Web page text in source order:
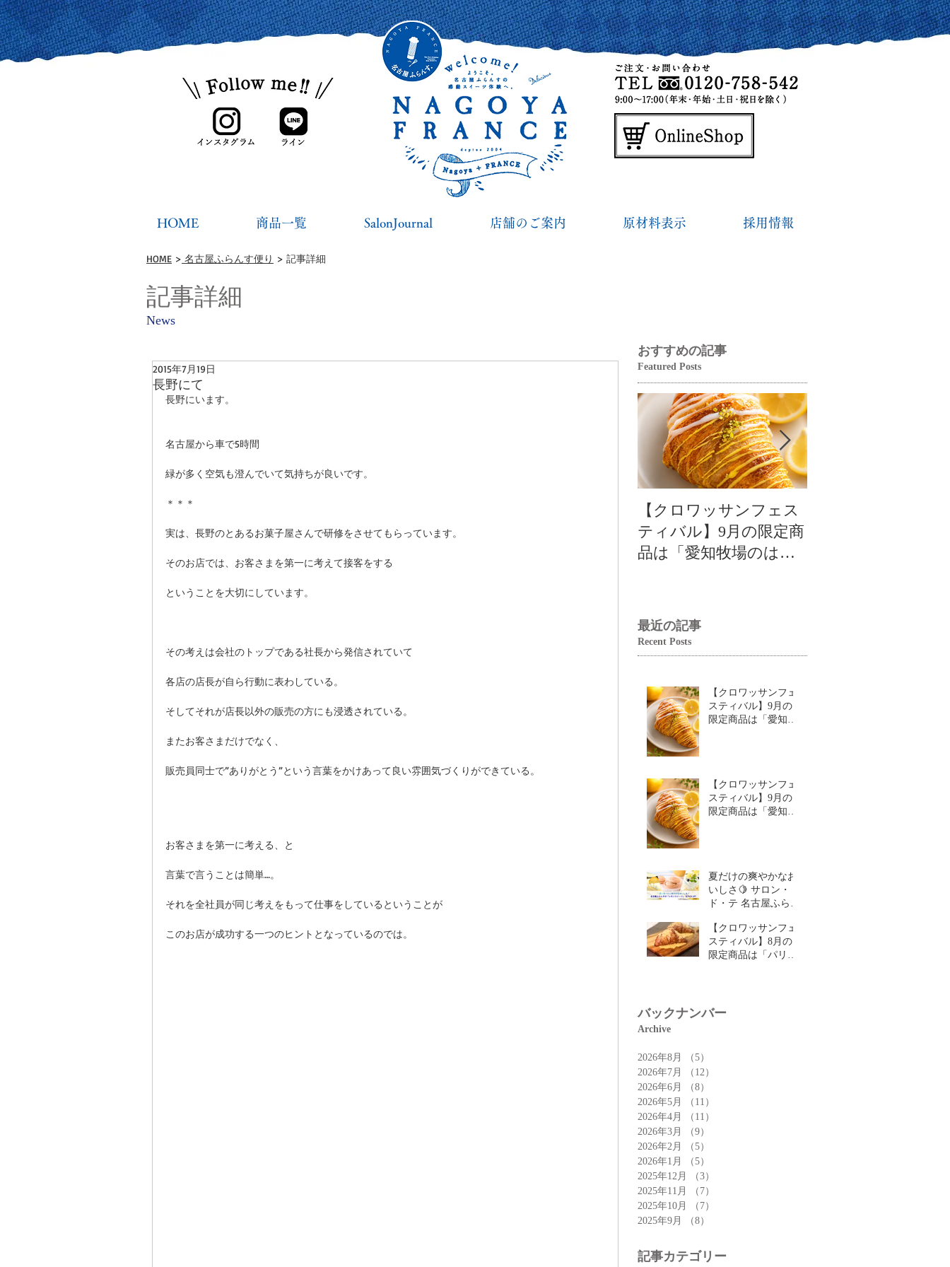
HOME 商品一覧 SalonJournal 店舗のご案内 原材料表示 採用情報
HOME > 名古屋ふらんす便り > 記事詳細
記事詳細
News
長野にて
2015年7月19日
長野にいます。
名古屋から車で5時間
緑が多く空気も澄んでいて気持ちが良いです。
＊＊＊
実は、長野のとあるお菓子屋さんで研修をさせてもらっています。
そのお店では、お客さまを第一に考えて接客をする
ということを大切にしています。
その考えは会社のトップである社長から発信されていて
各店の店長が自ら行動に表わしている。
そしてそれが店長以外の販売の方にも浸透されている。
またお客さまだけでなく、
販売員同士で”ありがとう”という言葉をかけあって良い雰囲気づくりができている。
お客さまを第一に考える、と
言葉で言うことは簡単…。
それを全社員が同じ考えをもって仕事をしているということが
このお店が成功する一つのヒントとなっているのでは。
おすすめの記事
Featured Posts
【クロワッサンフェス
ティバル】9月の限定商
品は「愛知牧場のはち
最近の記事
Recent Posts
【クロワッサンフェ
スティバル】9月の
限定商品は「愛知牧
【クロワッサンフェ
スティバル】9月の
限定商品は「愛知牧
夏だけの爽やかなお
いしさ🍋 サロン・
ド・テ 名古屋ふらん
特集」
【クロワッサンフェ
スティバル】8月の
限定商品は「パリパ
バックナンバー
Archive
2026年8月 （5）
2026年7月
（12）
2026年6月
（8）
2026年5月
（11）
2026年4月
（11）
2026年3月
（9）
2026年2月
（5）
2026年1月
（5）
2025年12月
（3）
2025年11月
（7）
2025年10月
（7）
2025年9月
（8）
記事カテゴリー